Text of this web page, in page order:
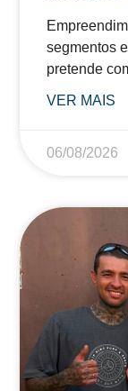
segmentos
pretende
VER MAIS
06/08/2026